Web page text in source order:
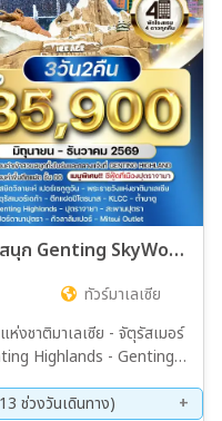
ทัวร์มาเลเซีย กัวลาลัมเปอร์ - สวนสนุก Genting SkyWorlds Theme Park 3 วัน (TG) JUN - DEC 26
ทัวร์มาเลเซีย
ห่งชาติมาเลเซีย - จัตุรัสเมอร์
Highlands - Genting
ช่วงวันเดินทาง)